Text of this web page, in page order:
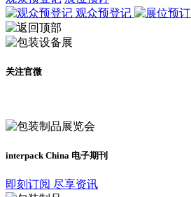
观众预登记
关注官微
interpack China 电子期刊
即刻订阅 尽享资讯